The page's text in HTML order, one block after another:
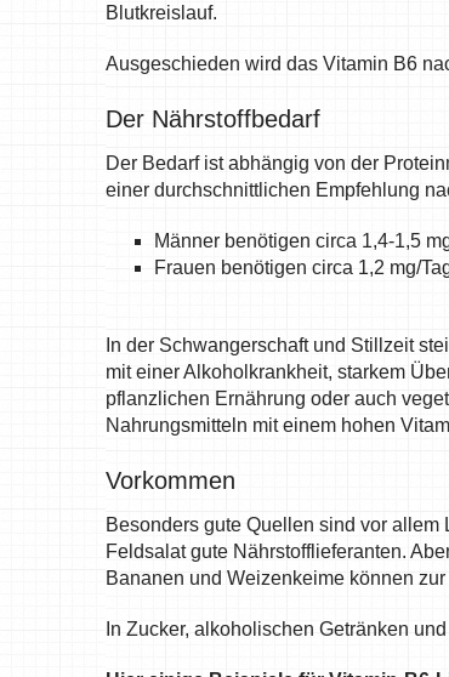
Blutkreislauf.
Ausgeschieden wird das Vitamin B6
Der Nährstoffbedarf
Der Bedarf ist abhängig von der
einer durchschnittlichen Empfehlung
Männer benötigen circa 1,4-1,5
Frauen benötigen circa 1,2 mg/
In der Schwangerschaft und Stillzeit
mit einer Alkoholkrankheit, starkem
pflanzlichen Ernährung oder auch
Nahrungsmitteln mit einem hohen
Vorkommen
Besonders gute Quellen sind vor
Feldsalat gute Nährstofflieferanten.
Bananen und Weizenkeime können
In Zucker, alkoholischen Getränken